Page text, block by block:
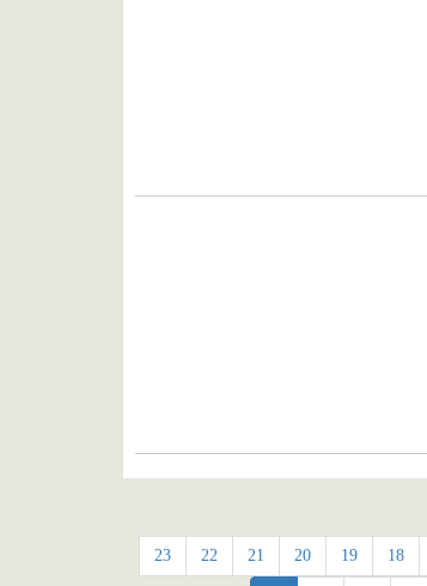
18
19
20
21
22
23